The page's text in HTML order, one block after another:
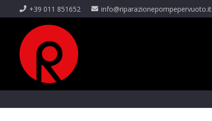
+39 011 851652 info@riparazionepompepervuoto.it